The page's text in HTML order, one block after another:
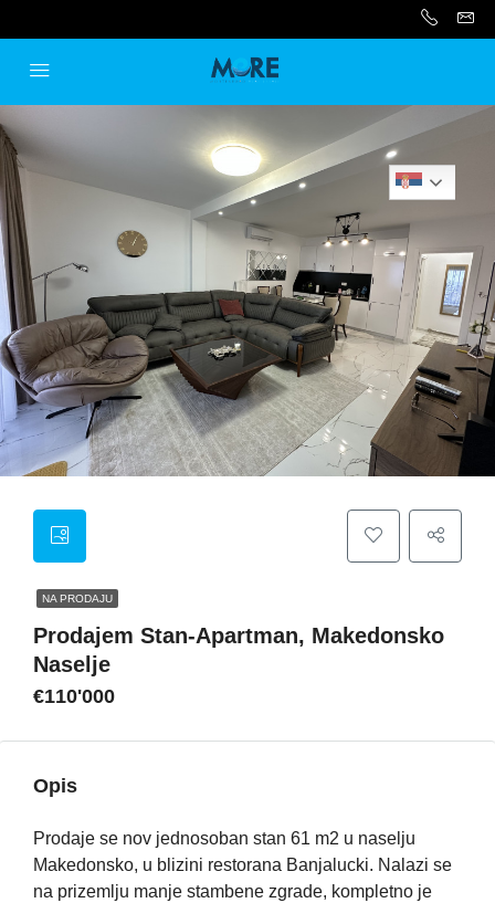
NA PRODAJU
Prodajem Stan-Apartman, Makedonsko
Naselje
€110'000
Opis
Prodaje se nov jednosoban stan 61 m2 u naselju
Makedonsko, u blizini restorana Banjalucki. Nalazi se
na prizemlju manje stambene zgrade, kompletno je
Serbian